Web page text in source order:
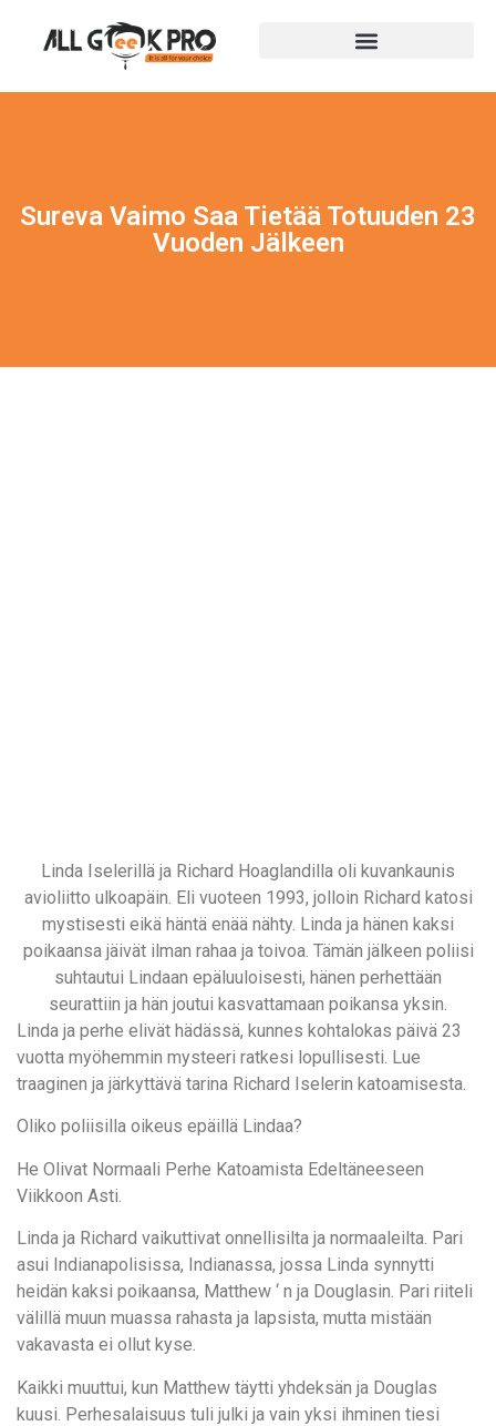
Sureva Vaimo Saa Tietää Totuuden 23
Vuoden Jälkeen
Linda Iselerillä ja Richard Hoaglandilla oli kuvankaunis
avioliitto ulkoapäin. Eli vuoteen 1993, jolloin Richard katosi
mystisesti eikä häntä enää nähty. Linda ja hänen kaksi
poikaansa jäivät ilman rahaa ja toivoa. Tämän jälkeen poliisi
suhtautui Lindaan epäluuloisesti, hänen perhettään
seurattiin ja hän joutui kasvattamaan poikansa yksin.
Linda ja perhe elivät hädässä, kunnes kohtalokas päivä 23
vuotta myöhemmin mysteeri ratkesi lopullisesti. Lue
traaginen ja järkyttävä tarina Richard Iselerin katoamisesta.
Oliko poliisilla oikeus epäillä Lindaa?
He Olivat Normaali Perhe Katoamista Edeltäneeseen
Viikkoon Asti.
Linda ja Richard vaikuttivat onnellisilta ja normaaleilta. Pari
asui Indianapolisissa, Indianassa, jossa Linda synnytti
heidän kaksi poikaansa, Matthew ‘ n ja Douglasin. Pari riiteli
välillä muun muassa rahasta ja lapsista, mutta mistään
vakavasta ei ollut kyse.
Kaikki muuttui, kun Matthew täytti yhdeksän ja Douglas
kuusi. Perhesalaisuus tuli julki ja vain yksi ihminen tiesi